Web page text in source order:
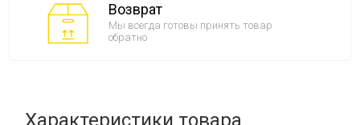
Возврат
Мы всегда готовы принять товар
обратно
Характеристики товара